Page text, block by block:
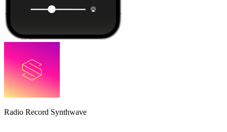
Radio Record Synthwave